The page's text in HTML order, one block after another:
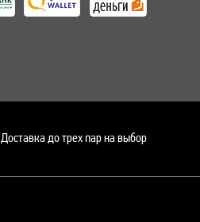
Доставка до трех пар на выбор